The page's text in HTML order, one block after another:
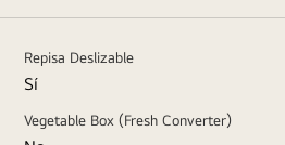
Repisa Deslizable
Sí
Vegetable Box (Fresh Converter)